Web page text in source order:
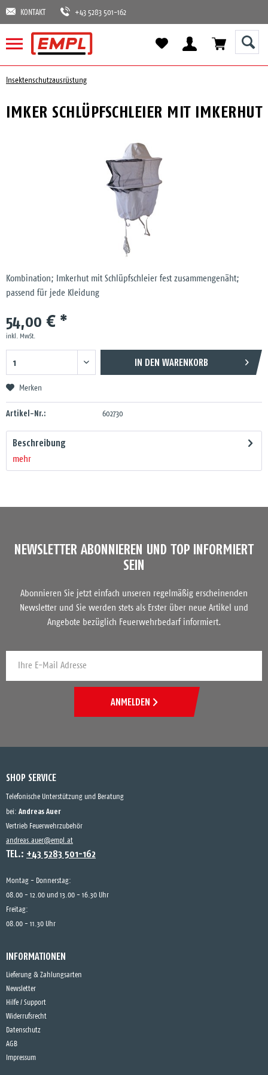
KONTAKT +43 5283 501-162
Insektenschutzausrüstung
IMKER SCHLÜPFSCHLEIER MIT IMKERHUT
Kombination; Imkerhut mit Schlüpfschleier fest zusammengenäht;
passend für jede Kleidung
54,00 € *
inkl. MwSt.
IN DEN WARENKORB
Merken
Artikel-Nr.: 602730
Beschreibung
mehr
NEWSLETTER ABONNIEREN UND TOP INFORMIERT
SEIN
Abonnieren Sie jetzt einfach unseren regelmäßig erscheinenden
Newsletter und Sie werden stets als Erster über neue Artikel und
Angebote bezüglich Feuerwehrbedarf informiert.
ANMELDEN
SHOP SERVICE
Telefonische Unterstützung und Beratung
bei: Andreas Auer
Vertrieb Feuerwehrzubehör
andreas.auer@empl.at
TEL.: +43 5283 501-162
Montag - Donnerstag:
08.00 - 12.00 und 13.00 - 16.30 Uhr
Freitag:
08.00 - 11.30 Uhr
INFORMATIONEN
Lieferung & Zahlungsarten
Newsletter
Hilfe / Support
Widerrufsrecht
Datenschutz
AGB
Impressum